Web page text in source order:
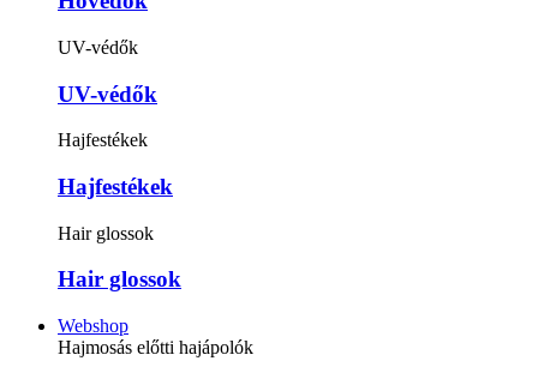
UV-védők
UV-védők
Hajfestékek
Hajfestékek
Hair glossok
Hair glossok
Webshop
Hajmosás előtti hajápolók